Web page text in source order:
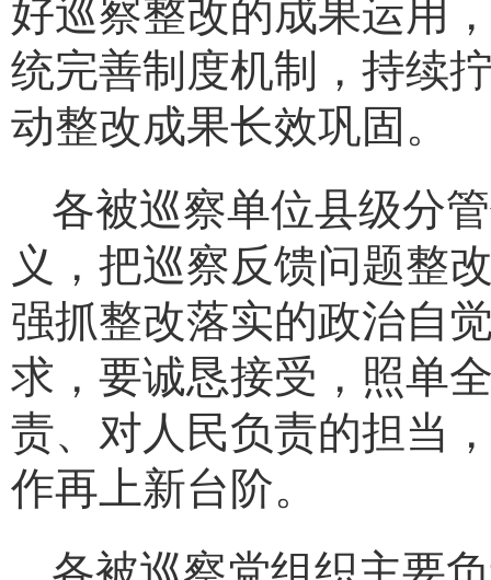
好巡察整改的成果运用
统完善制度机制，持续
动整改成果长效巩固 。
各被巡察单位县级分
义，把巡察反馈问题整
强抓整改落实的政治自
求，要诚恳接受，照单
责、对人民负责的担当
作再上新台阶。